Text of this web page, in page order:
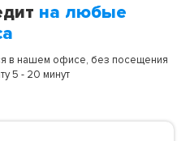
на любые
в нашем офисе, без посещения
5 - 20 минут